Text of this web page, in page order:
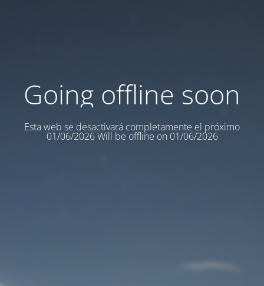
Going offline soon
Esta web se desactivará completamente el próximo
01/06/2026 Will be offline on 01/06/2026